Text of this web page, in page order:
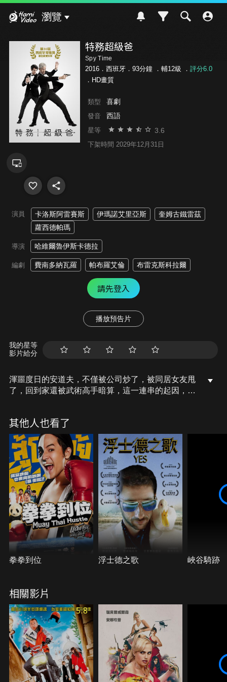
瀏覽
特務超級爸
Spy Time
2016．西班牙．93分鐘 ． 輔12級 ． 評分6.0
．HD畫質
類型 喜劇
發音 西語
星等 3.6
下架時間 2029年12月31日
演員 卡洛斯阿雷賽斯 伊瑪諾艾里亞斯
奎姆古鐵雷茲
蘿西德帕瑪
導演 哈維爾魯伊斯卡德拉
編劇 費南多納瓦羅 帕布羅艾倫 布雷克斯科拉爾
請先登入
播放預告片
我的星等
影片給分
渾噩度日的安道夫，不僅被公司炒了，被同居女友甩
了，回到家還被武術高手暗算，這一連串的起因，指
手都來自他的頭號仇家。為了保住小命，安道夫跟隨
父親開始學習當特務，展開一段「能力覺醒」旅程！
其他人也看了
拳拳到位 浮士德之歌 峽谷騎跡
相關影片
5.8